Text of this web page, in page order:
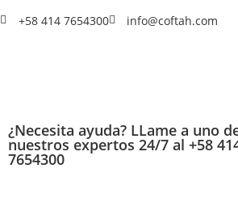
+58 414 7654300 info@coftah.com
¿Necesita ayuda? LLame a uno
nuestros expertos 24/7 al +58
7654300